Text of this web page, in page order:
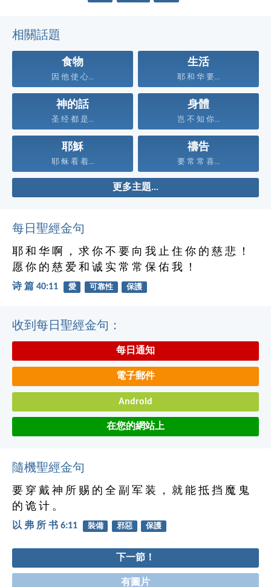
相關話題
食物
因 他 使 心...
生活
耶 和 华 要...
神的話
圣 经 都 是...
身體
岂 不 知 你...
耶穌
耶 稣 看 着...
禱告
要 常 常 喜...
更多主題...
每日聖經金句
耶 和 华 啊 ， 求 你 不 要 向 我 止 住 你 的 慈 悲 ！
愿 你 的 慈 爱 和 诚 实 常 常 保 佑 我 ！
诗 篇 40:11 愛 可靠性 保護
收到每日聖經金句：
每日通知
電子郵件
Android
在您的網站上
隨機聖經金句
要 穿 戴 神 所 赐 的 全 副 军 装 ， 就 能 抵 挡 魔 鬼
的 诡 计 。
以 弗 所 书 6:11 裝備 邪惡 保護
下一節！
有圖片